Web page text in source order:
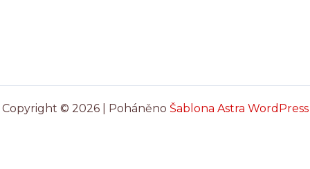
Copyright © 2026 | Poháněno Šablona Astra WordPress